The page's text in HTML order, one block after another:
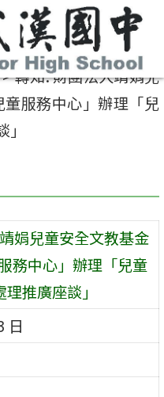
>轉知: 財團法人靖娟兒
服務中心」辦理「兒
娟兒童安全文教基金
務中心」辦理「兒童
推廣座談」
日